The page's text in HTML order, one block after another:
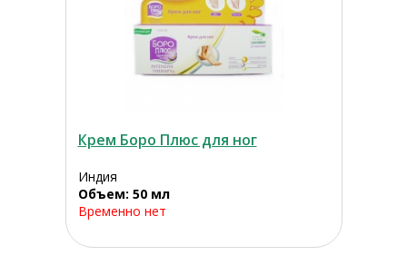
Крем Боро Плюс для ног
Индия
Объем: 50 мл
Временно нет